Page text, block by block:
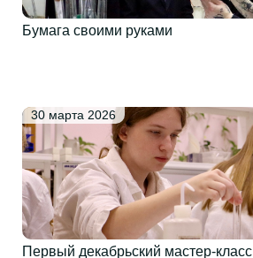
Бумага своими руками
30 марта 2026
Первый декабрьский мастер-класс